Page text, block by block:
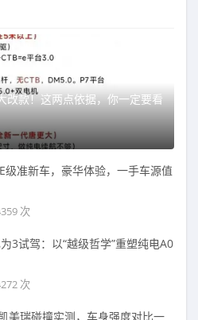
改款！这两点依据，你一定要看
级准新车，豪华体验，一手车源值
次
3试驾：以“越级哲学”重塑纯电A0
次
美瑞碰撞实测，车身强度对比一